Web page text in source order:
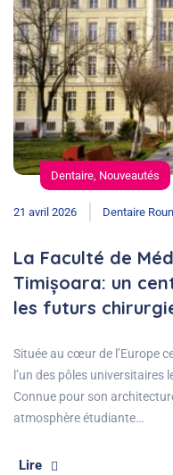
Dentaire, Nouveautés
21 avril 2026 Dentaire
La Faculté de
Timișoara: un
les futurs
Située au cœur de l’Europe
l’un des pôles universitaires
Connue pour son
atmosphère étudiante…
Lire